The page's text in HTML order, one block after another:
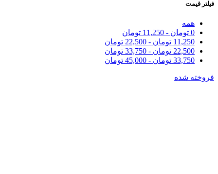
فیلتر قیمت
همه
0 تومان -
11,250 تومان
11,250 تومان -
22,500 تومان
22,500 تومان -
33,750 تومان
33,750 تومان -
45,000 تومان
فروخته شده